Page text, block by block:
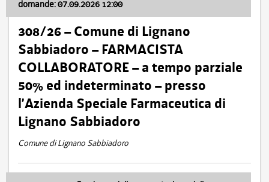
domande: 07.09.2026 12:00
308/26 – Comune di Lignano
Sabbiadoro – FARMACISTA
COLLABORATORE – a tempo parziale
50% ed indeterminato – presso
l’Azienda Speciale Farmaceutica di
Lignano Sabbiadoro
Comune di Lignano Sabbiadoro